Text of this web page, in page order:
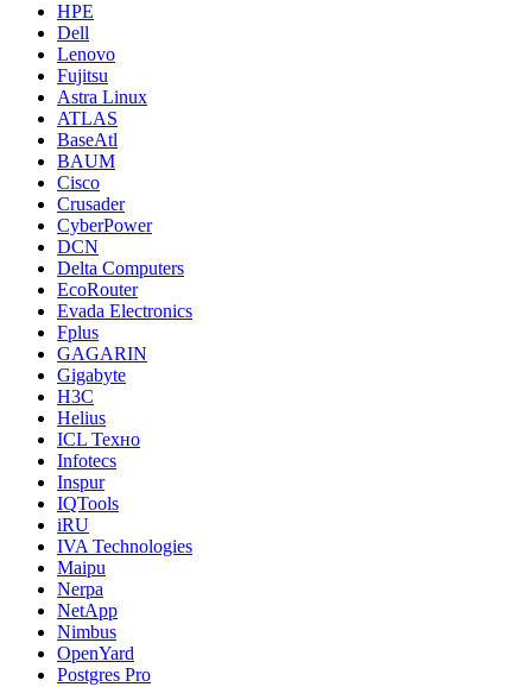
HPE
Dell
Lenovo
Fujitsu
Astra Linux
ATLAS
BaseAtl
BAUM
Cisco
Crusader
CyberPower
DCN
Delta Computers
EcoRouter
Evada Electronics
Fplus
GAGARIN
Gigabyte
H3C
Helius
ICL Техно
Infotecs
Inspur
IQTools
iRU
IVA Technologies
Maipu
Nerpa
NetApp
Nimbus
OpenYard
Postgres Pro